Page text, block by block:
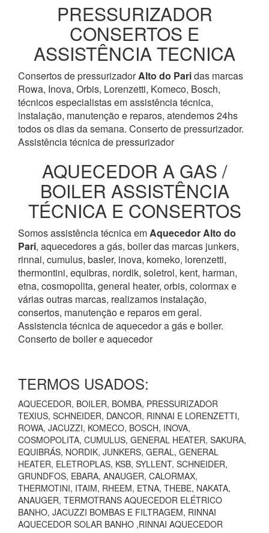
PRESSURIZADOR
CONSERTOS E
ASSISTÊNCIA TECNICA
Consertos de pressurizadorAlto do Paridas marcas
Rowa, Inova, Orbis, Lorenzetti, Komeco, Bosch,
técnicos especialistas em assistência técnica,
instalação, manutenção e reparos, atendemos 24hs
todos os dias da semana. Conserto de pressurizador.
Assistência técnica de pressurizador
AQUECEDOR A GAS /
BOILER ASSISTÊNCIA
TÉCNICA E CONSERTOS
Somos assistência técnica emAquecedorAlto do
Pari, aquecedores a gás, boiler das marcas junkers,
rinnai, cumulus, basler, inova, komeko, lorenzetti,
thermontini, equibras, nordik, soletrol, kent, harman,
etna, cosmopolita, general heater, orbis, colormax e
várias outras marcas, realizamos instalação,
consertos, manutenção e reparos em geral.
Assistencia técnica de aquecedor a gás e boiler.
Conserto de boiler e aquecedor
TERMOS USADOS:
AQUECEDOR, BOILER, BOMBA, PRESSURIZADOR
TEXIUS, SCHNEIDER, DANCOR, RINNAI E LORENZETTI,
ROWA, JACUZZI, KOMECO, BOSCH, INOVA,
COSMOPOLITA, CUMULUS, GENERAL HEATER, SAKURA,
EQUIBRÁS, NORDIK, JUNKERS, GERAL, GENERAL
HEATER, ELETROPLAS, KSB, SYLLENT, SCHNEIDER,
GRUNDFOS, EBARA, ANAUGER, CALORMAX,
THERMOTINI, ITAIM, RHEEM, ETNA, THEBE, NAKATA,
ANAUGER, TERMOTRANS AQUECEDOR ELÉTRICO
BANHO, JACUZZI BOMBAS E FILTRAGEM, RINNAI
AQUECEDOR SOLAR BANHO ,RINNAI AQUECEDOR